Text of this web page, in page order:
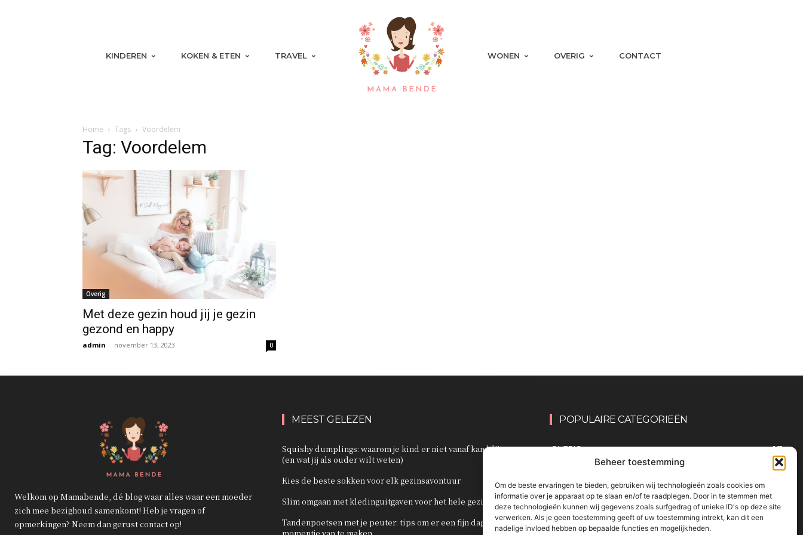
Beheer toestemming
Om de beste ervaringen te bieden, gebruiken wij technologieën zoals cookies om
informatie over je apparaat op te slaan en/of te raadplegen. Door in te stemmen met
deze technologieën kunnen wij gegevens zoals surfgedrag of unieke ID's op deze site
verwerken. Als je geen toestemming geeft of uw toestemming intrekt, kan dit een
nadelige invloed hebben op bepaalde functies en mogelijkheden.
KINDEREN KOKEN & ETEN TRAVEL WONEN OVERIG CONTACT
Home Tags Voordelem
Tag: Voordelem
Overig
Met deze gezin houd jij je gezin
gezond en happy
admin - november 13, 2023 0
Welkom op Mamabende, dé blog waar alles waar een moeder
zich mee bezighoud samenkomt! Heb je vragen of
opmerkingen? Neem dan gerust contact op!
MEEST GELEZEN
Squishy dumplings: waarom je kind er niet vanaf kan blijven
(en wat jij als ouder wilt weten)
Kies de beste sokken voor elk gezinsavontuur
Slim omgaan met kledinguitgaven voor het hele gezin
Tandenpoetsen met je peuter: tips om er een fijn dagelijks
POPULAIRE CATEGORIEËN
OVERIG
161
KNUTSELEN MET KINDEREN
137
TRAKTATIES
WONEN
KOKEN MET KINDEREN